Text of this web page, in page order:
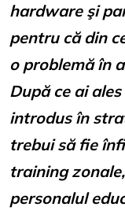
hardware şi
pentru că din
o problemă în
După ce ai
introdus în
trebui să fie
training
personalul